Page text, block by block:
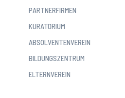
PARTNERFIRMEN
KURATORIUM
ABSOLVENTENVEREIN
BILDUNGSZENTRUM
ELTERNVEREIN